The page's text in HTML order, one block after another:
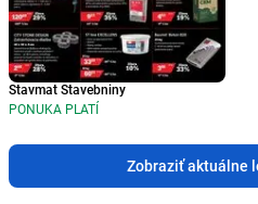
Stavmat Stavebniny
PONUKA PLATÍ
Zobraziť aktuálne